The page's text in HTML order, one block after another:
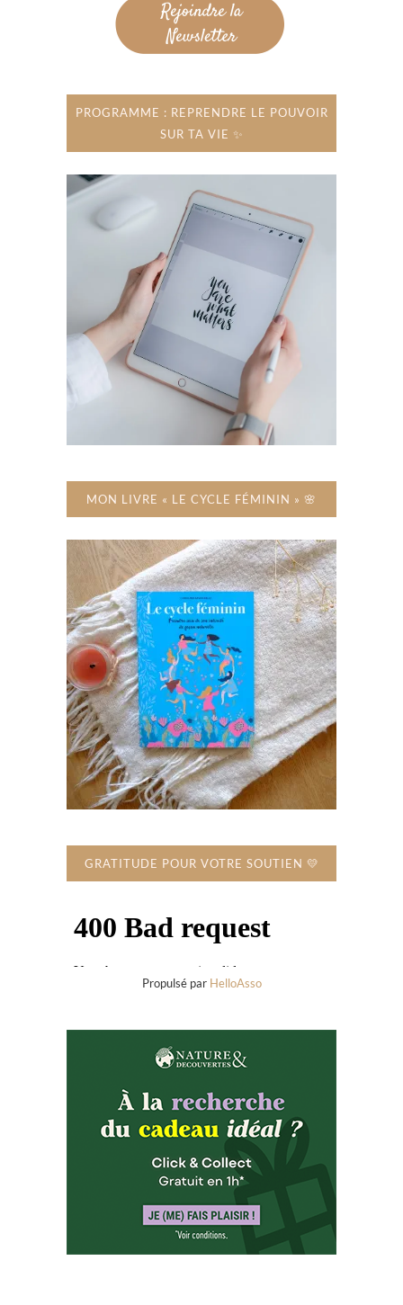
PROGRAMME : REPRENDRE LE POUVOIR
SUR TA VIE ✨
MON LIVRE « LE CYCLE FÉMININ » 🌸
GRATITUDE POUR VOTRE SOUTIEN 💛
Propulsé par HelloAsso